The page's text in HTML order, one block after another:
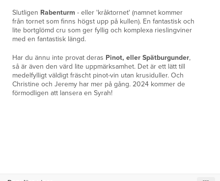
Slutligen Rabenturm - eller 'kråktornet' (namnet kommer
från tornet som finns högst upp på kullen). En fantastisk och
lite bortglömd cru som ger fyllig och komplexa rieslingviner
med en fantastisk längd.
Har du ännu inte provat deras Pinot, eller Spätburgunder,
så är även den värd lite uppmärksamhet. Det är ett lätt till
medelfylligt väldigt fräscht pinot-vin utan krusiduller. Och
Christine och Jeremy har mer på gång. 2024 kommer de
förmodligen att lansera en Syrah!